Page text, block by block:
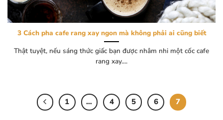
3 Cách pha cafe rang xay ngon mà không phải ai cũng biết
Thật tuyệt, nếu sáng thức giấc bạn được nhâm nhi một cốc cafe
rang xay....
1 … 4 5 6 7